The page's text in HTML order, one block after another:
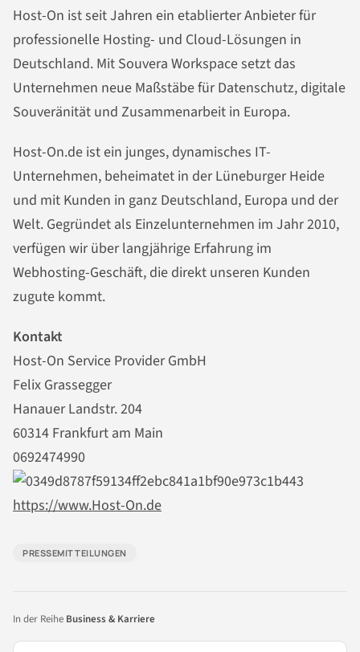
Host-On ist seit Jahren ein etablierter Anbieter für
professionelle Hosting- und Cloud-Lösungen in
Deutschland. Mit Souvera Workspace setzt das
Unternehmen neue Maßstäbe für Datenschutz, digitale
Souveränität und Zusammenarbeit in Europa.
Host-On.de ist ein junges, dynamisches IT-
Unternehmen, beheimatet in der Lüneburger Heide
und mit Kunden in ganz Deutschland, Europa und der
Welt. Gegründet als Einzelunternehmen im Jahr 2010,
verfügen wir über langjährige Erfahrung im
Webhosting-Geschäft, die direkt unseren Kunden
zugute kommt.
Kontakt
Host-On Service Provider GmbH
Felix Grassegger
Hanauer Landstr. 204
60314 Frankfurt am Main
0692474990
https://www.Host-On.de
PRESSEMITTEILUNGEN
In der Reihe Business & Karriere